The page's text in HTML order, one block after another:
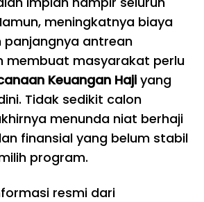
meningkatnya biaya
panjangnya antrean
membuat masyarakat perlu
Keuangan Hajiyang
Tidak sedikit calon
menunda niat berhaji
finansial yang belum stabil
program.
resmi dari